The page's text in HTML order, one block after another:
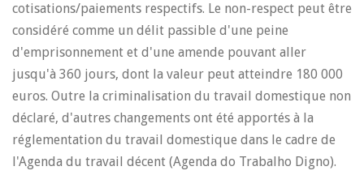
cotisations/paiements respectifs. Le non-respect peut être
considéré comme un délit passible d'une peine
d'emprisonnement et d'une amende pouvant aller
jusqu'à 360 jours, dont la valeur peut atteindre 180 000
euros. Outre la criminalisation du travail domestique non
déclaré, d'autres changements ont été apportés à la
réglementation du travail domestique dans le cadre de
l'Agenda du travail décent (Agenda do Trabalho Digno).